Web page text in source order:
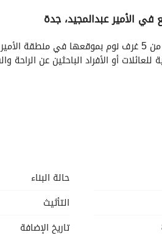
حالة البناء
التأثيث
تاريخ الإضافة